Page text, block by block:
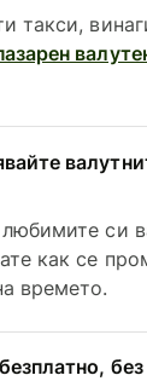
такси,
любимите си
как се
времето.